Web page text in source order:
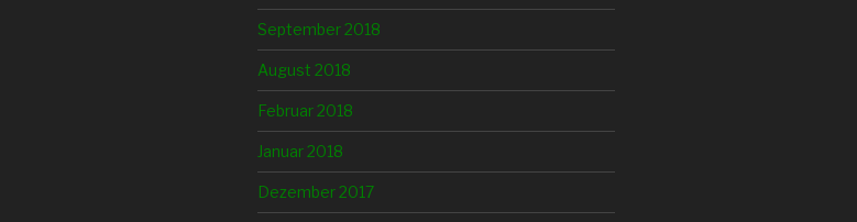
September 2018
August 2018
Februar 2018
Januar 2018
Dezember 2017